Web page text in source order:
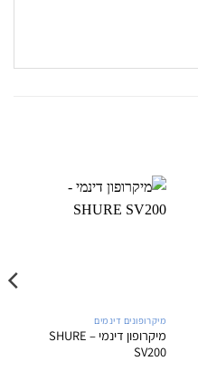
מיקרופונים דינמים
מיקרופון דינמי – SHURE
SV200